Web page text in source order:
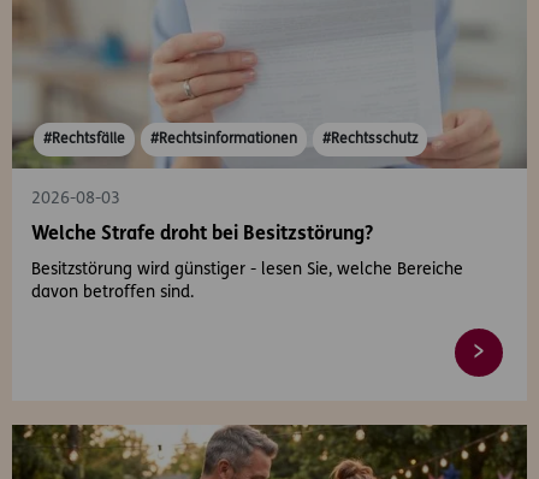
#Rechtsfälle #Rechtsinformationen #Rechtsschutz
2026-08-03
Welche Strafe droht bei Besitzstörung?
Besitzstörung wird günstiger - lesen Sie, welche Bereiche
davon betroffen sind.